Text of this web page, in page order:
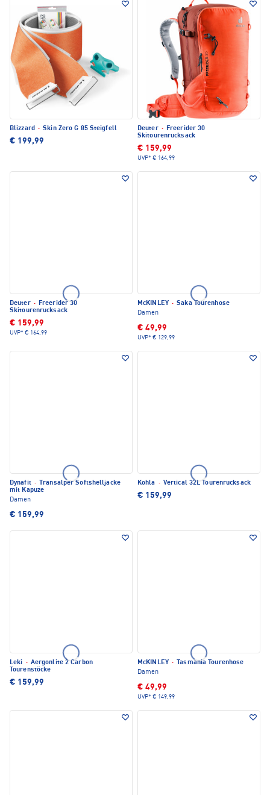
Blizzard · Skin Zero G 85 Steigfell
€ 199,99
Deuter · Freerider 30
Skitourenrucksack
€ 159,99
UVP* € 164,99
Deuter · Freerider 30
Skitourenrucksack
€ 159,99
UVP* € 164,99
McKINLEY · Saka Tourenhose
Damen
€ 49,99
UVP* € 129,99
Dynafit ·
Transalper Softshelljacke
mit Kapuze
Damen
€ 159,99
Kohla · Vertical 32L Tourenrucksack
€ 159,99
Leki · Aergonlite 2 Carbon
Tourenstöcke
€ 159,99
McKINLEY ·
Tasmania Tourenhose
Damen
€ 49,99
UVP* € 149,99